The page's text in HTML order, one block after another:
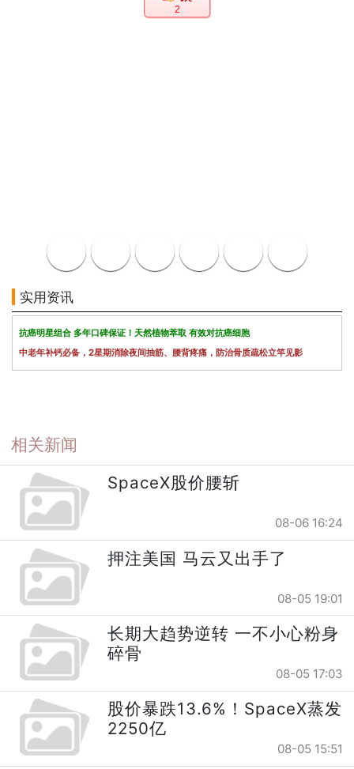
2
实用资讯
抗癌明星组合 多年口碑保证！天然植物萃取 有效对抗癌细胞
中老年补钙必备，2星期消除夜间抽筋、腰背疼痛，防治骨质疏松立竿见影
相关新闻
SpaceX股价腰斩
08-06 16:24
押注美国 马云又出手了
08-05 19:01
长期大趋势逆转 一不小心粉身
碎骨
08-05 17:03
股价暴跌13.6%！SpaceX蒸发
2250亿
08-05 15:51